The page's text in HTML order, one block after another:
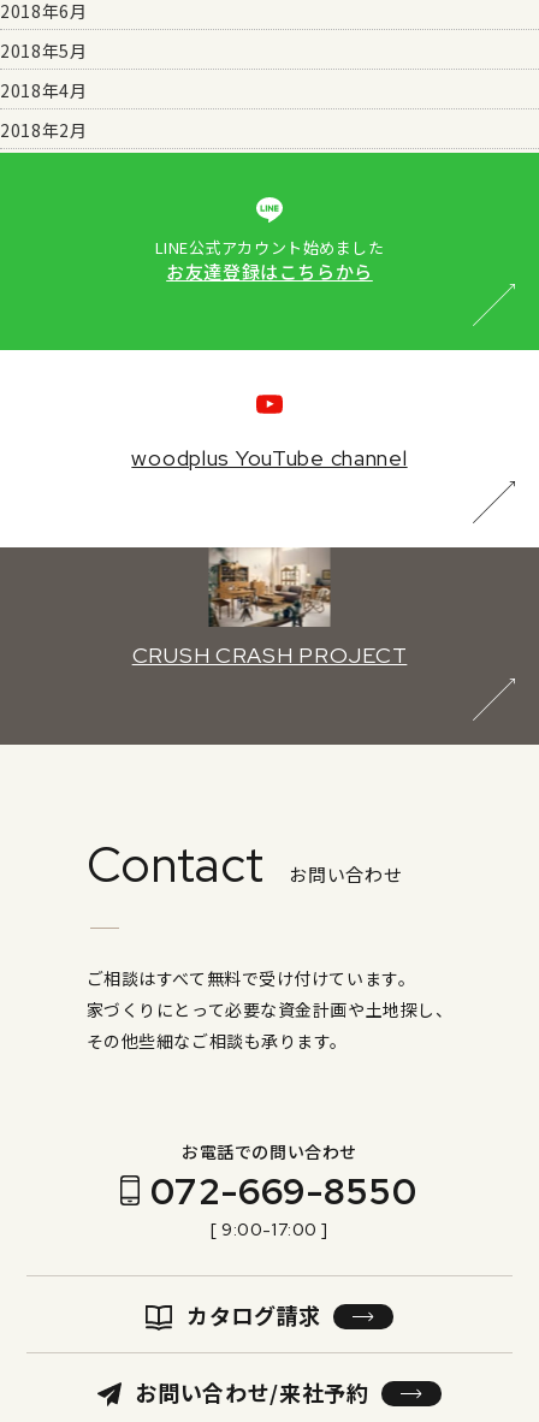
2018年6月
2018年5月
2018年4月
2018年2月
LINE公式アカウント始めました
お友達登録はこちらから
woodplus YouTube channel
CRUSH CRASH PROJECT
Contact お問い合わせ
ご相談はすべて無料で受け付けています。
家づくりにとって必要な資金計画や土地探し、
その他些細なご相談も承ります。
お電話での問い合わせ
072-669-8550
[ 9:00-17:00 ]
カタログ請求
お問い合わせ/来社予約